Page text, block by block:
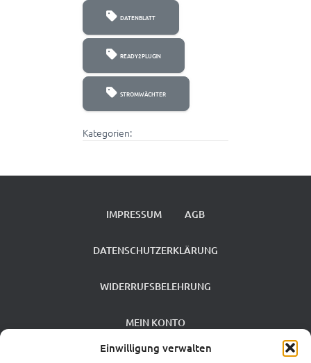
Einwilligung verwalten
DATENBLATT
READY2PLUGIN
STROMWÄCHTER
Kategorien:
IMPRESSUM AGB
DATENSCHUTZERKLÄRUNG
WIDERRUFSBELEHRUNG
MEIN KONTO
VERSANDKOSTEN